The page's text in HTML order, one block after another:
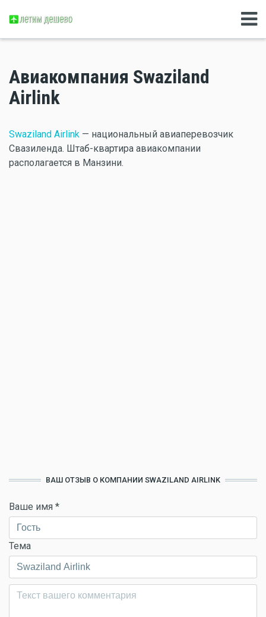
Авиакомпания Swaziland
Airlink
Swaziland Airlink — национальный авиаперевозчик
Свазиленда. Штаб-квартира авиакомпании
располагается в Манзини.
ВАШ ОТЗЫВ О КОМПАНИИ SWAZILAND AIRLINK
Ваше имя *
Тема
Комментарий*